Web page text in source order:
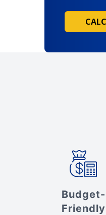
Budget-
Friendly